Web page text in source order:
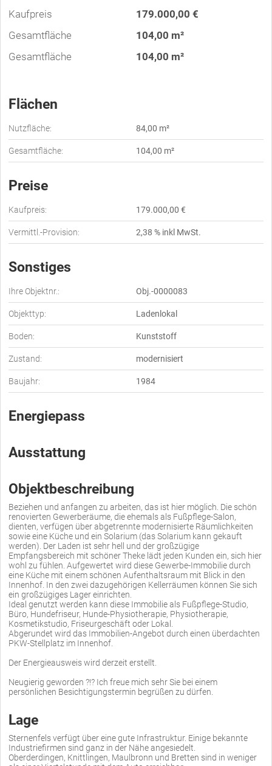
Kaufpreis
179.000,00 €
Gesamtfläche
104,00 m²
Gesamtfläche
104,00 m²
Flächen
Nutzfläche: 84,00 m²
Gesamtfläche: 104,00 m²
Preise
Kaufpreis: 179.000,00 €
Vermittl.-Provision: 2,38 % inkl MwSt.
Sonstiges
Ihre Objektnr.: Obj.-0000083
Objekttyp: Ladenlokal
Boden: Kunststoff
Zustand: modernisiert
Baujahr: 1984
Energiepass
Ausstattung
Objektbeschreibung
Beziehen und anfangen zu arbeiten, das ist hier möglich. Die schön
renovierten Gewerberäume, die ehemals als Fußpflege-Salon,
dienten, verfügen über abgetrennte modernisierte Räumlichkeiten
sowie eine Küche und ein Solarium (das Solarium kann gekauft
werden). Der Laden ist sehr hell und der großzügige
Empfangsbereich mit schöner Theke lädt jeden Kunden ein, sich hier
wohl zu fühlen. Aufgewertet wird diese Gewerbe-Immobilie durch
eine Küche mit einem schönen Aufenthaltsraum mit Blick in den
Innenhof. In den zwei dazugehörigen Kellerräumen können Sie sich
ein großzügiges Lager einrichten.
Ideal genutzt werden kann diese Immobilie als Fußpflege-Studio,
Büro, Hundefriseur, Hunde-Physiotherapie, Physiotherapie,
Kosmetikstudio, Friseurgeschäft oder Lokal.
Abgerundet wird das Immobilien-Angebot durch einen überdachten
PKW-Stellplatz im Innenhof.
Der Energieausweis wird derzeit erstellt.
Neugierig geworden ?!? Ich freue mich sehr Sie bei einem
persönlichen Besichtigungstermin begrüßen zu dürfen.
Lage
Sternenfels verfügt über eine gute Infrastruktur. Einige bekannte
Industriefirmen sind ganz in der Nähe angesiedelt.
Oberderdingen, Knittlingen, Maulbronn und Bretten sind in weniger